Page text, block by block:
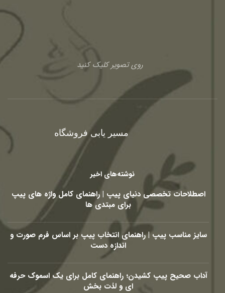
روی تصویر کلیک کنید
مسیر یابی فروشگاه
نوشته‌های اخیر
اصطلاحات تخصصی دنیای پیپ | راهنمای کامل واژه های پیپ
برای مبتدی ها
سایز مناسب پیپ | راهنمای انتخاب پیپ بر اساس فرم صورت و
اندازه دست
آداب صحیح پیپ کشیدن؛ راهنمای کامل برای یک اسموک حرفه
ای و لذت بخش